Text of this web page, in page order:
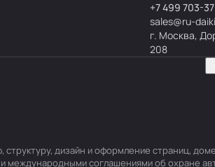
+7 499 703-
sales@ru-
г. Москва,
208
дизайн и оформление страниц,
международными соглашениями об охране